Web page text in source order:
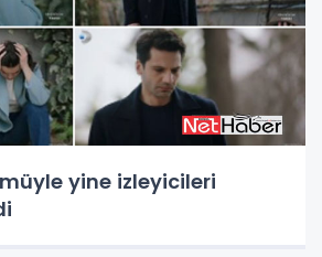
yine izleyicileri